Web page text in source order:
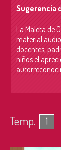
Sugerencia
La Maleta de
material
docentes,
niños el
Temp. 1